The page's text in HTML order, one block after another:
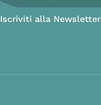
Iscriviti alla Newsletter